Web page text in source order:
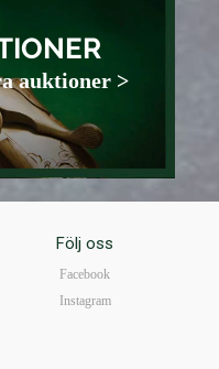
auktioner >
Följ oss
Facebook
Instagram